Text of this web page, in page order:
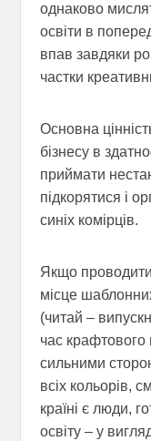
однаково
освіти в
впав завдяки
частки
Основна
бізнесу в
приймати
підкорятися і
синіх комірців.
Якщо
місце
(читай –
час крафтового
сильними
всіх кольорів,
країні є люди,
освіту – у